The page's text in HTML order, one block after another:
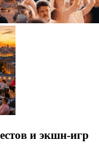
и экшн-игр